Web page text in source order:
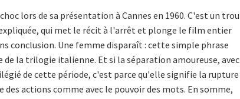
lors de sa présentation à Cannes en 1960. C'est un trou
qui met le récit à l'arrêt et plonge le film entier
conclusion. Une femme disparaît : cette simple phrase
la trilogie italienne. Et si la séparation amoureuse, avec
de cette période, c'est parce qu'elle signifie la rupture
actions comme avec le pouvoir des mots. En somme,